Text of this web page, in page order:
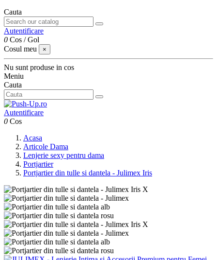
Cauta
Autentificare
0 Cos /Gol
Cosul meu
×
Nu sunt produse in cos
Meniu
Cauta
Autentificare
0 Cos
Acasa
Articole Dama
Lenjerie sexy pentru dama
Portjartier
Portjartier din tulle si dantela - Julimex Iris